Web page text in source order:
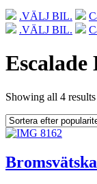
.VÄLJ BIL.
.VÄLJ BIL.
Escalade
Showing all 4 results